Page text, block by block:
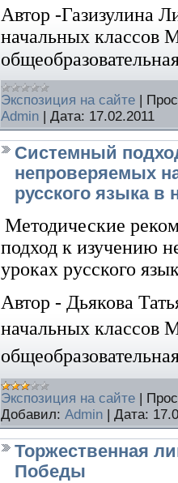
Автор -Газизулина
начальных классов
Экспозиция на сайте
Admin
Дата: 17.02.2011
Системный
непроверяемых
русского языка в
Методические
подход к изучению
уроках русского
Автор - Дьякова
начальных классов
Экспозиция на сайте
Добавил: Admin Дата:
Торжественная
Победы